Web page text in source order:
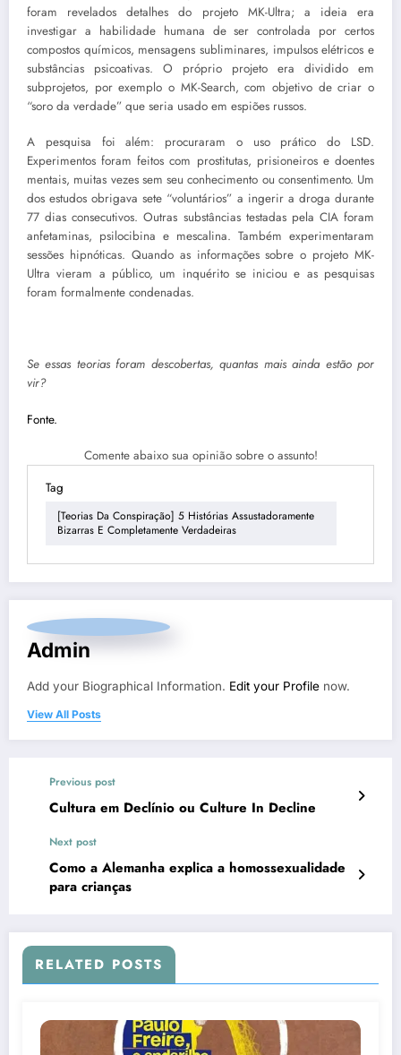
foram revelados detalhes do projeto MK-Ultra; a ideia era
investigar a habilidade humana de ser controlada por certos
compostos químicos, mensagens subliminares, impulsos elétricos e
substâncias psicoativas. O próprio projeto era dividido em
subprojetos, por exemplo o MK-Search, com objetivo de criar o
“soro da verdade” que seria usado em espiões russos.
A pesquisa foi além: procuraram o uso prático do LSD.
Experimentos foram feitos com prostitutas, prisioneiros e doentes
mentais, muitas vezes sem seu conhecimento ou consentimento. Um
dos estudos obrigava sete “voluntários” a ingerir a droga durante
77 dias consecutivos. Outras substâncias testadas pela CIA foram
anfetaminas, psilocibina e mescalina. Também experimentaram
sessões hipnóticas. Quando as informações sobre o projeto MK-
Ultra vieram a público, um inquérito se iniciou e as pesquisas
foram formalmente condenadas.
Se essas teorias foram descobertas, quantas mais ainda estão por
vir?
Fonte.
Comente abaixo sua opinião sobre o assunto!
Tag
[Teorias Da Conspiração] 5 Histórias Assustadoramente
Bizarras E Completamente Verdadeiras
Admin
Add your Biographical Information. Edit your Profile now.
View All Posts
Previous post
Cultura em Declínio ou Culture In Decline
Next post
Como a Alemanha explica a homossexualidade
para crianças
RELATED POSTS